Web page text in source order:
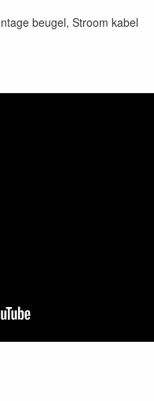
beugel, Stroom kabel